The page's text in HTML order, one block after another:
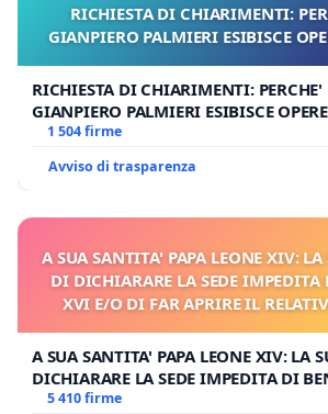
RICHIESTA DI CHIARIMENTI:
GIANPIERO PALMIERI ESIBISCE
RICHIESTA DI CHIARIMENTI:
GIANPIERO PALMIERI ESIBISCE
1 504 firme
Avviso di trasparenza
A SUA SANTITA' PAPA LEONE XIV:
DI DICHIARARE LA SEDE IMPEDITA
XVI E/O DI FAR APRIRE IL
A SUA SANTITA' PAPA LEONE XIV: LA
DICHIARARE LA SEDE IMPEDITA DI
E/O DI FAR APRIRE IL RELATIVO
5 410 firme